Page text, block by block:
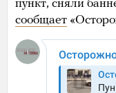
пункт, сняли
сообщает